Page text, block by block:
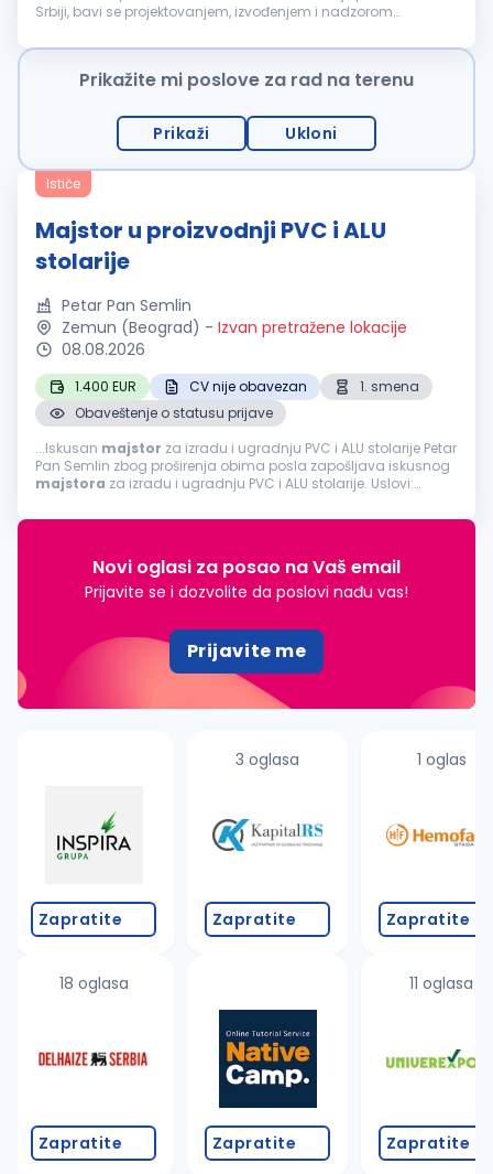
Srbiji, bavi se projektovanjem, izvođenjem i nadzorom
u radu...
Prikažite mi poslove za rad na terenu
Prikaži Ukloni
Ističe
Majstor u proizvodnji PVC i ALU
stolarije
Petar Pan Semlin
Zemun (Beograd) - Izvan pretražene lokacije
08.08.2026
1.400 EUR CV nije obavezan
1. smena
Obaveštenje o statusu prijave
...Iskusan majstor za izradu i ugradnju PVC i ALU stolarije Petar
Pan Semlin zbog proširenja obima posla zapošljava iskusnog
majstora za izradu i ugradnju PVC i ALU stolarije. Uslovi:
stolarije...
Novi oglasi za posao na Vaš email
Prijavite se i dozvolite da poslovi nađu vas!
Prijavite me
Zapratite
18 oglasa
Zapratite
3 oglasa
Zapratite
Zapratite
1 oglas
Zapratite
11 oglasa
Zapratite